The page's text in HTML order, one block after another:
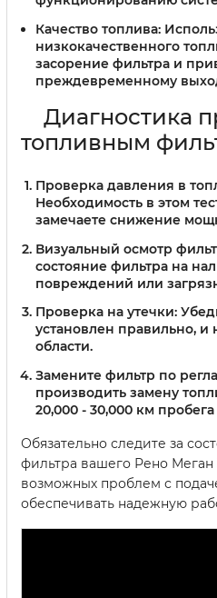
Качество топлива:
низкокачественного
засорение фильтра и
преждевременному
Диагностика
топливным
Проверка давления в
Необходимость в этом
замечаете снижение
Визуальный осмотр
состояние фильтра на
повреждений или
Проверка на утечки:
установлен правильно, и
области.
Замените фильтр по
производить замену
20,000 - 30,000 км
Обязательно следите за
фильтра вашего Рено Меган
возможных проблем с
обеспечивать надежную